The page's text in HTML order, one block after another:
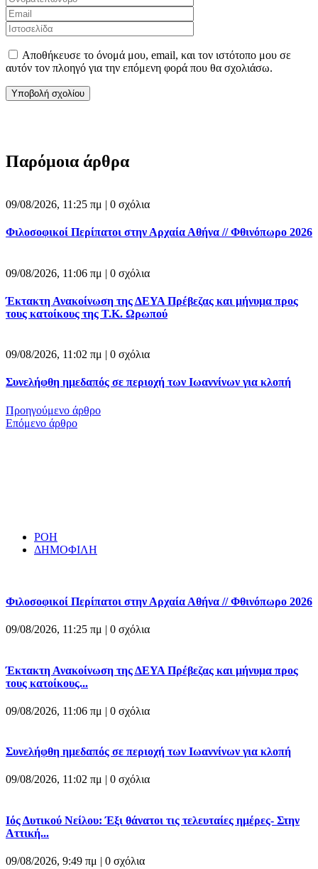
Αποθήκευσε το όνομά μου, email, και τον ιστότοπο μου σε
αυτόν τον πλοηγό για την επόμενη φορά που θα σχολιάσω.
Παρόμοια άρθρα
09/08/2026, 11:25 πμ | 0 σχόλια
Φιλοσοφικοί Περίπατοι στην Αρχαία Αθήνα // Φθινόπωρο 2026
09/08/2026, 11:06 πμ | 0 σχόλια
Έκτακτη Ανακοίνωση της ΔΕΥΑ Πρέβεζας και μήνυμα προς
τους κατοίκους της Τ.Κ. Ωρωπού
09/08/2026, 11:02 πμ | 0 σχόλια
Συνελήφθη ημεδαπός σε περιοχή των Ιωαννίνων για κλοπή
Προηγούμενο άρθρο
Επόμενο άρθρο
ΡΟΗ
ΔΗΜΟΦΙΛΗ
Φιλοσοφικοί Περίπατοι στην Αρχαία Αθήνα // Φθινόπωρο 2026
09/08/2026, 11:25 πμ | 0 σχόλια
Έκτακτη Ανακοίνωση της ΔΕΥΑ Πρέβεζας και μήνυμα προς
τους κατοίκους...
09/08/2026, 11:06 πμ | 0 σχόλια
Συνελήφθη ημεδαπός σε περιοχή των Ιωαννίνων για κλοπή
09/08/2026, 11:02 πμ | 0 σχόλια
Ιός Δυτικού Νείλου: Έξι θάνατοι τις τελευταίες ημέρες- Στην
Αττική...
09/08/2026, 9:49 πμ | 0 σχόλια